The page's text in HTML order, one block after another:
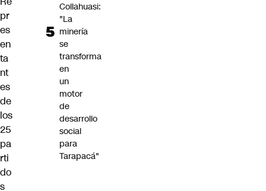
pr
es
en
ta
nt
es
de
los
25
pa
rti
do
s
Collahuasi:
"La
minería
se
transforma
en
un
motor
de
desarrollo
social
para
Tarapacá"